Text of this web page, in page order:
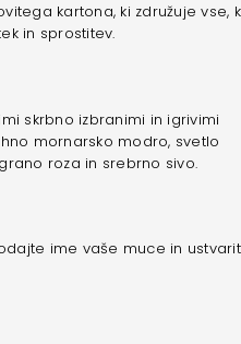
kartona, ki združuje vse,
in sprostitev.
skrbno izbranimi in igrivimi
mornarsko modro, svetlo
roza in srebrno sivo.
ime vaše muce in